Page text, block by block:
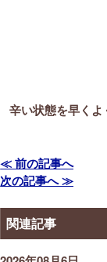
辛い状態を早くよ
≪ 前の記事へ
次の記事へ ≫
関連記事